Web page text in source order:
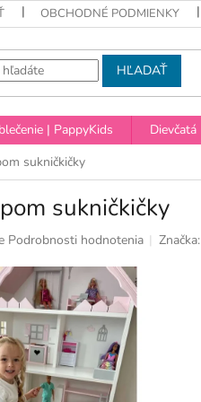
OBCHODNÉ PODMIENKY
HĽADAŤ
| PappyKids Dievčatá
sukničkičky
sukničkičky
Podrobnosti hodnotenia Značka: